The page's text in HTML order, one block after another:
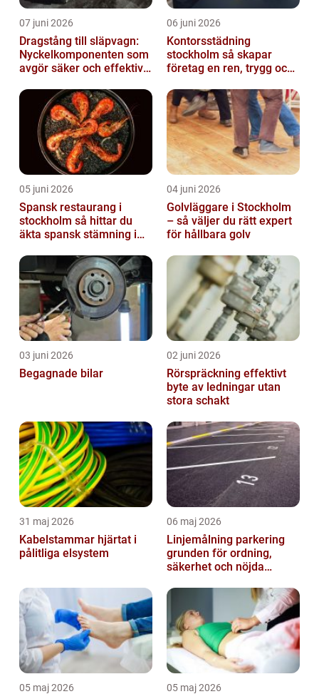
07 juni 2026
Dragstång till släpvagn:
Nyckelkomponenten som
avgör säker och effektiv
06 juni 2026
Kontorsstädning
stockholm så skapar
företag en ren, trygg och
05 juni 2026
Spansk restaurang i
stockholm så hittar du
äkta spansk stämning i
04 juni 2026
Golvläggare i Stockholm
– så väljer du rätt expert
för hållbara golv
03 juni 2026
Begagnade bilar
02 juni 2026
Rörspräckning effektivt
byte av ledningar utan
stora schakt
31 maj 2026
Kabelstammar hjärtat i
pålitliga elsystem
06 maj 2026
Linjemålning parkering
grunden för ordning,
säkerhet och nöjda
05 maj 2026 05 maj 2026